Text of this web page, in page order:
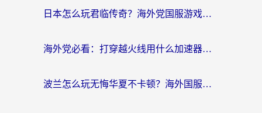
日本怎么玩君临传奇？海外党国服游戏加速避坑指南（附菲律宾欧洲玩家实测）
海外党必看：打穿越火线用什么加速器？解决延迟卡顿，还能玩奇妙拼图世界和第五人格
波兰怎么玩无悔华夏不卡顿？海外国服游戏加速器终极指南（附征途2萤火突击解决方案）